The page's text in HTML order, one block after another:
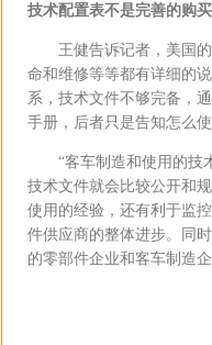
技术配置表不是完善的购
王健告诉记者，美国的
命和维修等等都有详细的
系，技术文件不够完备，
手册，后者只是告知怎么
“客车制造和使用的技术
技术文件就会比较公开和
使用的经验，还有利于监
件供应商的整体进步。同
的零部件企业和客车制造